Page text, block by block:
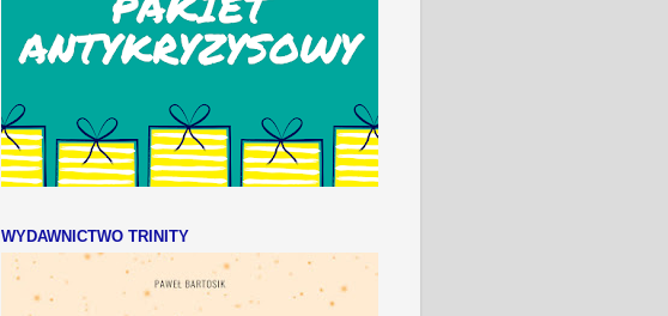
WYDAWNICTWO TRINITY